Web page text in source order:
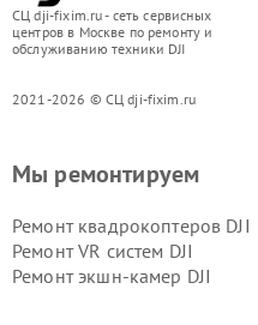
СЦ dji-fixim.ru - сеть сервисных
центров в Москве по ремонту и
обслуживанию техники DJI
2021-2026 © СЦ dji-fixim.ru
Мы ремонтируем
Ремонт квадрокоптеров DJI
Ремонт VR систем DJI
Ремонт экшн-камер DJI